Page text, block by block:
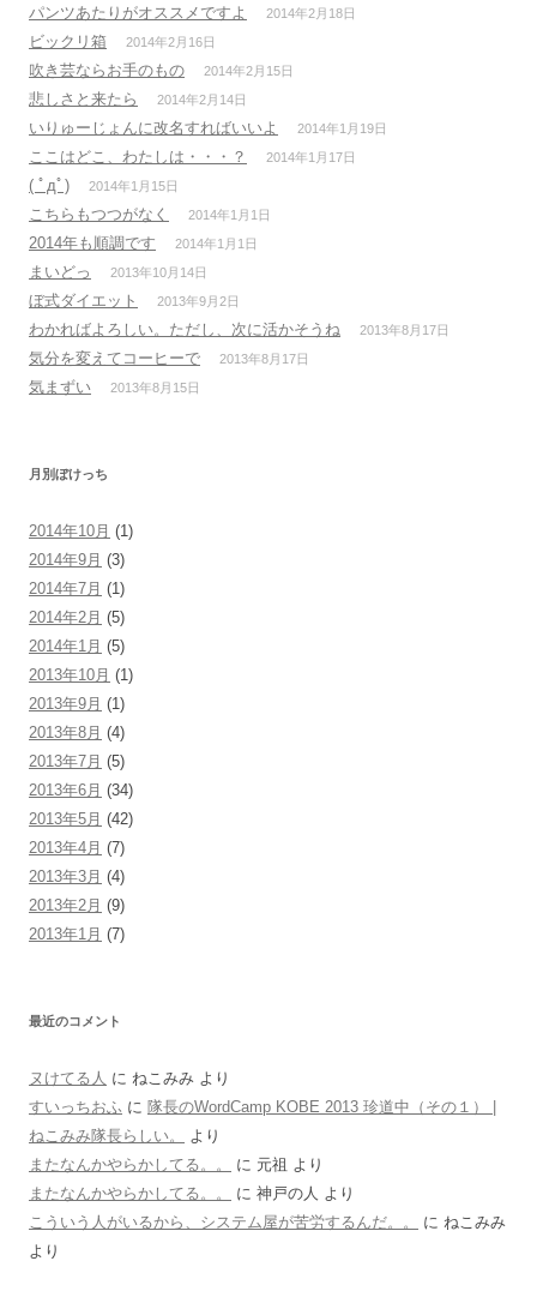
パンツあたりがオススメですよ 2014年2月18日
ビックリ箱 2014年2月16日
吹き芸ならお手のもの 2014年2月15日
悲しさと来たら 2014年2月14日
いりゅーじょんに改名すればいいよ 2014年1月19日
ここはどこ、わたしは・・・？ 2014年1月17日
( ﾟдﾟ) 2014年1月15日
こちらもつつがなく 2014年1月1日
2014年も順調です 2014年1月1日
まいどっ 2013年10月14日
ぼ式ダイエット 2013年9月2日
わかればよろしい。ただし、次に活かそうね 2013年8月17日
気分を変えてコーヒーで 2013年8月17日
気まずい 2013年8月15日
月別ぼけっち
2014年10月 (1)
2014年9月 (3)
2014年7月 (1)
2014年2月 (5)
2014年1月 (5)
2013年10月 (1)
2013年9月 (1)
2013年8月 (4)
2013年7月 (5)
2013年6月 (34)
2013年5月 (42)
2013年4月 (7)
2013年3月 (4)
2013年2月 (9)
2013年1月 (7)
最近のコメント
ヌけてる人 に ねこみみ より
すいっちおふ に 隊長のWordCamp KOBE 2013 珍道中（その１） |
ねこみみ隊長らしい。
より
またなんかやらかしてる。。
に 元祖 より
またなんかやらかしてる。。
に 神戸の人 より
こういう人がいるから、システム屋が苦労するんだ。。
に ねこみみ
より